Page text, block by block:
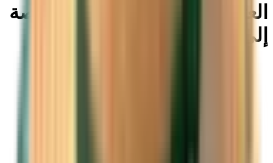
العثور على رحلات طيران رخيصة
إلى شيردي